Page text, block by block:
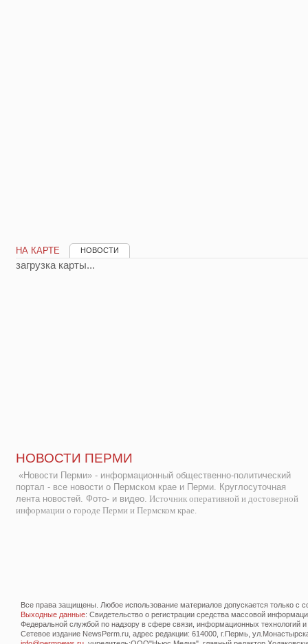
НА КАРТЕ НОВОСТИ
загрузка карты...
НОВОСТИ ПЕРМИ
«Новости Перми» - информационный общественно-политический
портал - все новости о Пермском крае и Перми. Круглосуточная
лента новостей. Фото- и видео. Источник оперативной и достоверной
информации о городе Перми и Пермском крае.
Все права защищены. Любое использование материалов допускается только с
Выходные данные: Свидетельство о регистрации средства массовой
Федеральной службой по надзору в сфере связи, информационных технологий
Сетевое издание NewsPerm.ru, адрес редакции: 614000, г.Пермь,